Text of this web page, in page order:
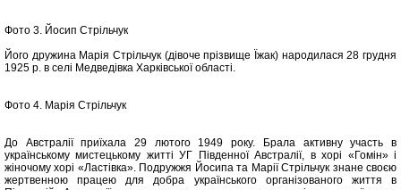
Фото 3. Йосип Стрільчук
Його дружина Марія Стрільчук (дівоче прізвище Їжак) народилася 28 грудня
1925 р. в селі Медведівка Харківської області.
Фото 4. Марія Стрільчук
До Австралії приїхала 29 лютого 1949 року. Брала активну участь в
українському мистецькому житті УГ Південної Австралії, в хорі «Гомін» і
жіночому хорі «Ластівка». Подружжя Йосипа та Марії Стрільчук знане своєю
жертвенною працею для добра українського організованого життя в